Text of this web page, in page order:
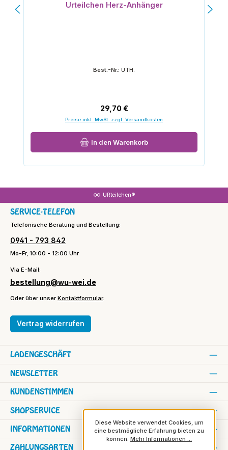
Urteilchen Herz-Anhänger
Best.-Nr.: UTH.
Regulärer Preis:
29,70 €
Preise inkl. MwSt. zzgl. Versandkosten
In den Warenkorb
URteilchen®
SERVICE-TELEFON
Telefonische Beratung und Bestellung:
0941 - 793 842
Mo-Fr, 10:00 - 12:00 Uhr
Via E-Mail:
bestellung@wu-wei.de
Oder über unserKontaktformular.
Vertrag widerrufen
SHOPSERVICE
INFORMATIONEN
NEWSLETTER
KUNDENSTIMMEN
LADENGESCHÄFT
ZAHLUNGSARTEN
Diese Website verwendet Cookies, um
eine bestmögliche Erfahrung bieten zu
können. Mehr Informationen ...